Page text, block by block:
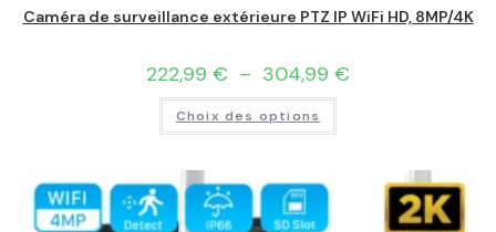
Caméra de surveillance extérieure PTZ IP WiFi HD, 8MP/4K
222,99 € – 304,99 €
Choix des options